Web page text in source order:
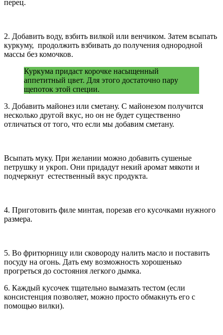
перец.
2. Добавить воду, взбить вилкой или венчиком. Затем всыпать
куркуму, продолжить взбивать до получения однородной
массы без комочков.
Куркума придаст корочке насыщенный
аппетитный цвет. Для этого достаточно пару
щепоток этой специи.
3. Добавить майонез или сметану. С майонезом получится
несколько другой вкус, но он не будет существенно
отличаться от того, что если мы добавим сметану.
Всыпать муку. При желании можно добавить сушеные
петрушку и укроп. Они придадут некий аромат мякоти и
подчеркнут естественный вкус продукта.
4. Приготовить филе минтая, порезав его кусочками нужного
размера.
5. Во фритюрницу или сковороду налить масло и поставить
посуду на огонь. Дать ему возможность хорошенько
прогреться до состояния легкого дымка.
6. Каждый кусочек тщательно вымазать тестом (если
консистенция позволяет, можно просто обмакнуть его с
помощью вилки).